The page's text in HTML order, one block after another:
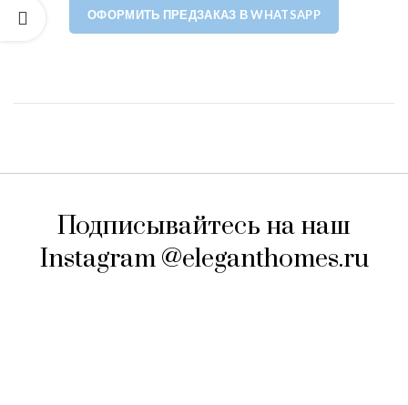
ОФОРМИТЬ ПРЕДЗАКАЗ В WHATSAPP
Подписывайтесь на наш
Instagram @eleganthomes.ru